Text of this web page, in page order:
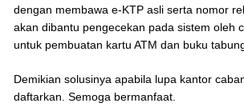
dengan membawa e-KTP asli serta nomor
akan dibantu pengecekan pada sistem oleh
untuk pembuatan kartu ATM dan buku
Demikian solusinya apabila lupa kantor
daftarkan. Semoga bermanfaat.